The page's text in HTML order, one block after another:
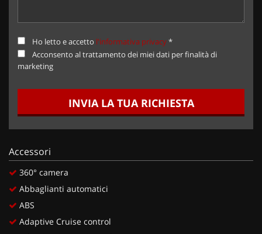
Ho letto e accetto l'informativa privacy*
Acconsento al trattamento dei miei dati per finalità di
marketing
INVIA LA TUA RICHIESTA
Accessori
360° camera
Abbaglianti automatici
ABS
Adaptive Cruise control